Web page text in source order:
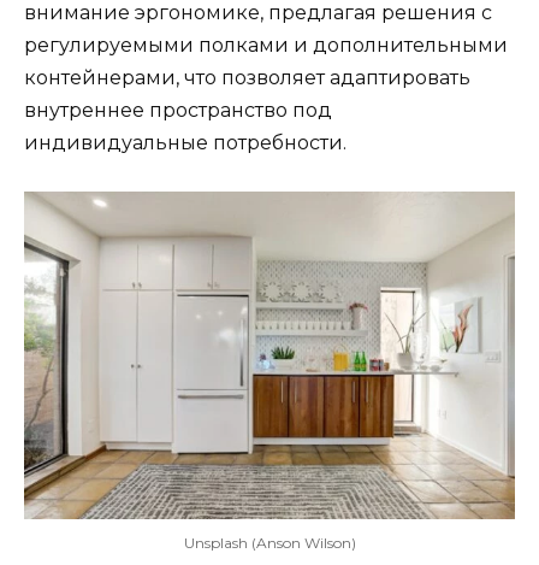
внимание эргономике, предлагая решения с
регулируемыми полками и дополнительными
контейнерами, что позволяет адаптировать
внутреннее пространство под
индивидуальные потребности.
Unsplash (Anson Wilson)